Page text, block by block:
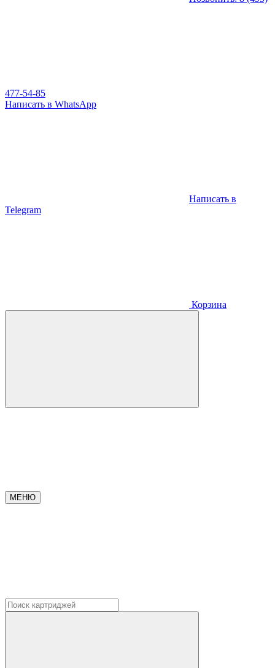
477-54-85
Написать в WhatsApp
Написать в
Telegram
Корзина
МЕНЮ